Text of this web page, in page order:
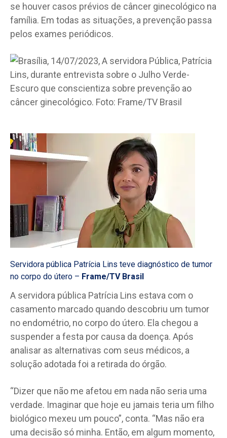
se houver casos prévios de câncer ginecológico na
família. Em todas as situações, a prevenção passa
pelos exames periódicos.
Servidora pública Patrícia Lins teve diagnóstico de tumor
no corpo do útero – Frame/TV Brasil
A servidora pública Patrícia Lins estava com o
casamento marcado quando descobriu um tumor
no endométrio, no corpo do útero. Ela chegou a
suspender a festa por causa da doença. Após
analisar as alternativas com seus médicos, a
solução adotada foi a retirada do órgão.
“Dizer que não me afetou em nada não seria uma
verdade. Imaginar que hoje eu jamais teria um filho
biológico mexeu um pouco”, conta. “Mas não era
uma decisão só minha. Então, em algum momento,